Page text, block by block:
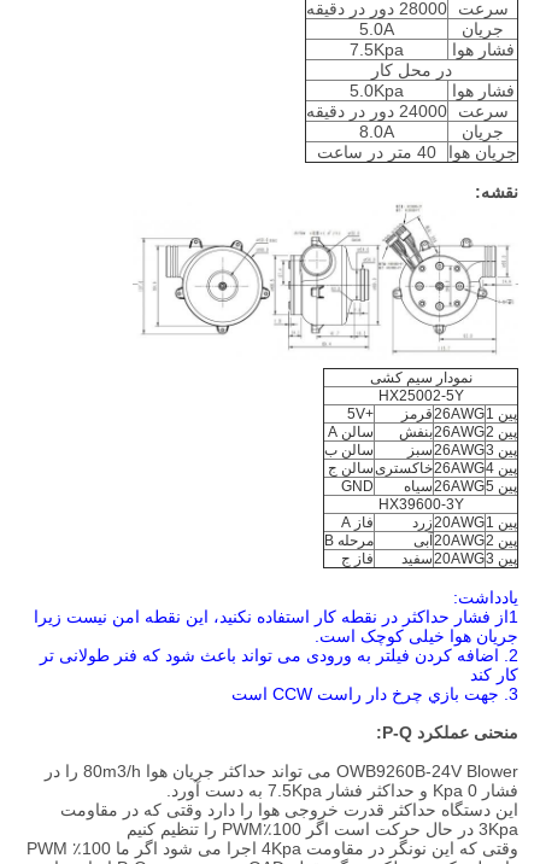
سرعت
28000 دور در دقیقه
جریان
5.0A
فشار هوا
7.5Kpa
در محل کار
فشار هوا
5.0Kpa
سرعت
24000 دور در دقیقه
جریان
8.0A
جریان هوا
40 متر در ساعت
نقشه:
نمودار سیم کشی
HX25002-5Y
پین 1
26AWGقرمز
+5V
پین 2
26AWGبنفش
سالن A
پین 3
26AWGسبز
سالن ب
پین 4
26AWGخاکستریسالن ج
پین 5
26AWGسیاه
GND
HX39600-3Y
پین 1
20AWGزرد
فاز A
پین 2
20AWG آبی
مرحله B
پین 3
20AWGسفید فاز ج
يادداشت:
1از فشار حداکثر در نقطه کار استفاده نکنید، این نقطه امن نیست زیرا
جریان هوا خیلی کوچک است.
2. اضافه کردن فیلتر به ورودی می تواند باعث شود که فنر طولانی تر
کار کند
3. جهت بازي چرخ دار راست CCW است
منحنی عملکرد P-Q:
OWB9260B-24V Blower می تواند حداکثر جریان هوا 80m3/h را در
فشار 0 Kpa و حداکثر فشار 7.5Kpa به دست آورد.
این دستگاه حداکثر قدرت خروجی هوا را دارد وقتی که در مقاومت
3Kpa در حال حرکت است اگر 100٪PWM را تنظیم کنیم
وقتی که این نونگر در مقاومت 4Kpa اجرا می شود اگر ما 100٪ PWM